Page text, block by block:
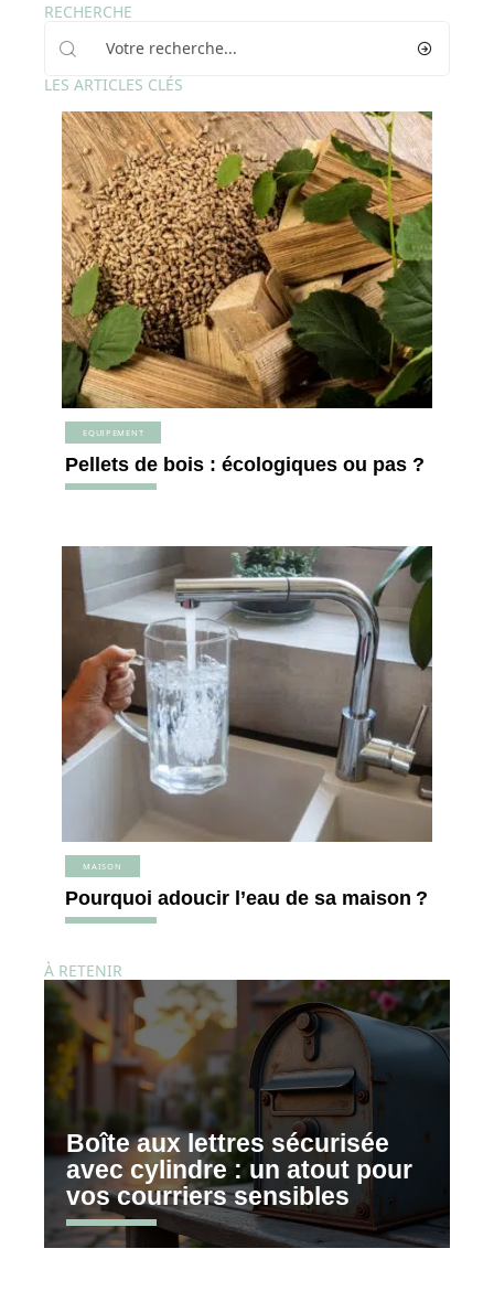
RECHERCHE
LES ARTICLES CLÉS
EQUIPEMENT
Pellets de bois : écologiques ou pas ?
MAISON
Pourquoi adoucir l’eau de sa maison ?
À RETENIR
Boîte aux lettres sécurisée
avec cylindre : un atout pour
vos courriers sensibles